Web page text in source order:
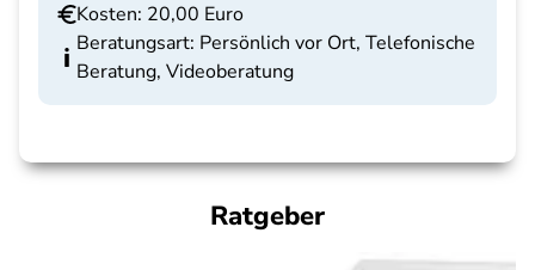
Kosten: 20,00 Euro
Beratungsart: Persönlich vor Ort, Telefonische
Beratung, Videoberatung
Ratgeber